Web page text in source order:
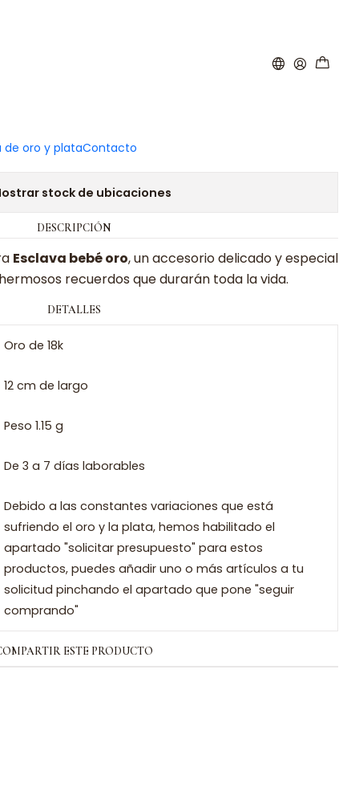
de oro y plataContacto
a la lista de favoritos
stock de ubicaciones
DESCRIPCIÓN
Esclava bebé oro, un accesorio delicado y especial
recuerdos que durarán toda la vida.
DETALLES
Oro de 18k
12 cm de largo
Peso 1.15 g
De 3 a 7 días laborables
Debido a las constantes variaciones que está
sufriendo el oro y la plata, hemos habilitado el
apartado "solicitar presupuesto" para estos
productos, puedes añadir uno o más artículos a tu
solicitud pinchando el apartado que pone "seguir
comprando"
ESTE PRODUCTO